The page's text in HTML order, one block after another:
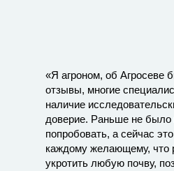
«Я агроном, об Агросеве
отзывы, многие
наличие
доверие. Раньше не было
попробовать, а сейчас
каждому желающему, что
укротить любую почву,